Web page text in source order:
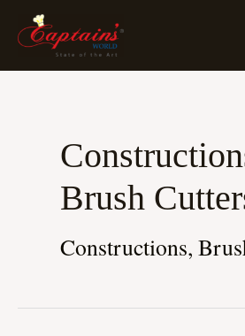
Brush
Constructions,